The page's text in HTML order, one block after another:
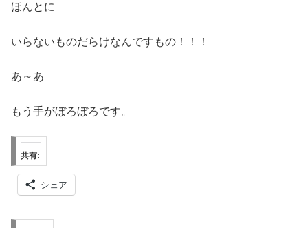
ほんとに
いらないものだらけなんですもの！！！
あ～あ
もう手がぼろぼろです。
共有:
シェア